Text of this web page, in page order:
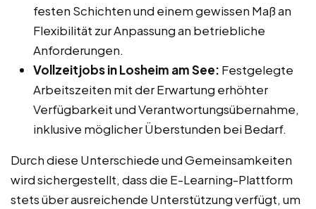
festen Schichten und einem gewissen Maß an
Flexibilität zur Anpassung an betriebliche
Anforderungen.
Vollzeitjobs in Losheim am See: Festgelegte
Arbeitszeiten mit der Erwartung erhöhter
Verfügbarkeit und Verantwortungsübernahme,
inklusive möglicher Überstunden bei Bedarf.
Durch diese Unterschiede und Gemeinsamkeiten
wird sichergestellt, dass die E-Learning-Plattform
stets über ausreichende Unterstützung verfügt, um